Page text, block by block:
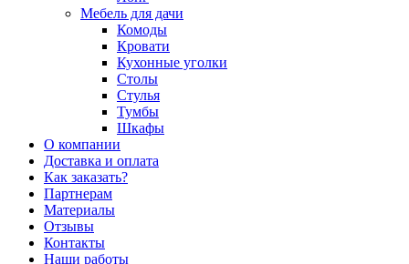
Мебель для дачи
Комоды
Кровати
Кухонные уголки
Столы
Стулья
Тумбы
Шкафы
О компании
Доставка и оплата
Как заказать?
Партнерам
Материалы
Отзывы
Контакты
Наши работы